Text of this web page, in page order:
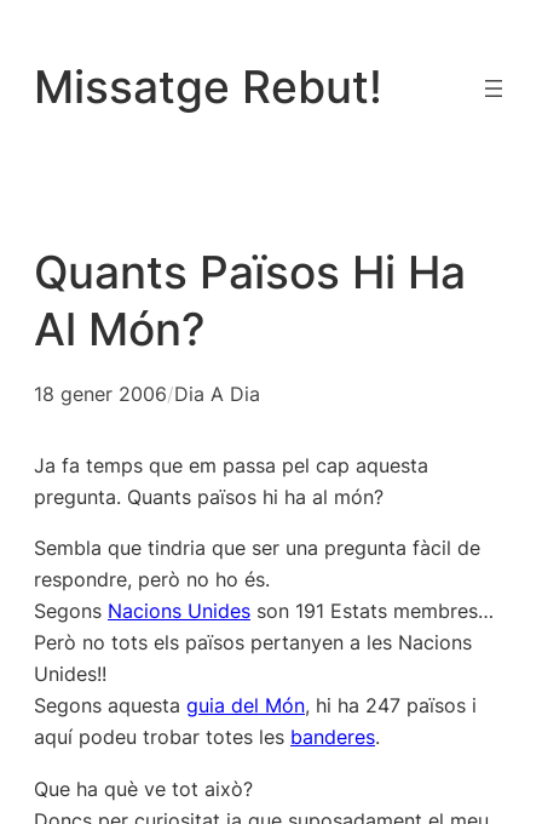
contingut
Missatge Rebut!
Quants Països Hi Ha
Al Món?
18 gener 2006/Dia A Dia
Ja fa temps que em passa pel cap aquesta
pregunta. Quants països hi ha al món?
Sembla que tindria que ser una pregunta fàcil de
respondre, però no ho és.
Segons Nacions Unides son 191 Estats membres…
Però no tots els països pertanyen a les Nacions
Unides!!
Segons aquesta guia del Món, hi ha 247 països i
aquí podeu trobar totes les banderes.
Que ha què ve tot això?